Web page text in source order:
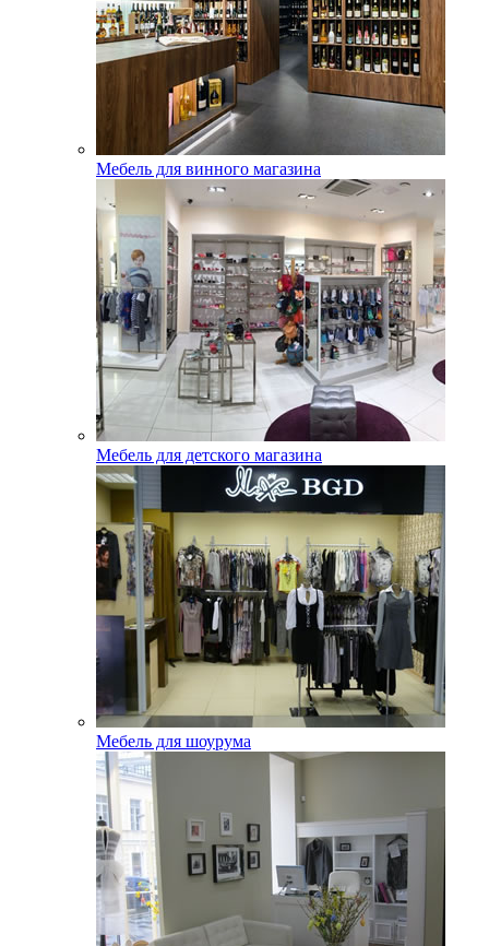
Мебель для винного магазина
Мебель для детского магазина
Мебель для шоурума